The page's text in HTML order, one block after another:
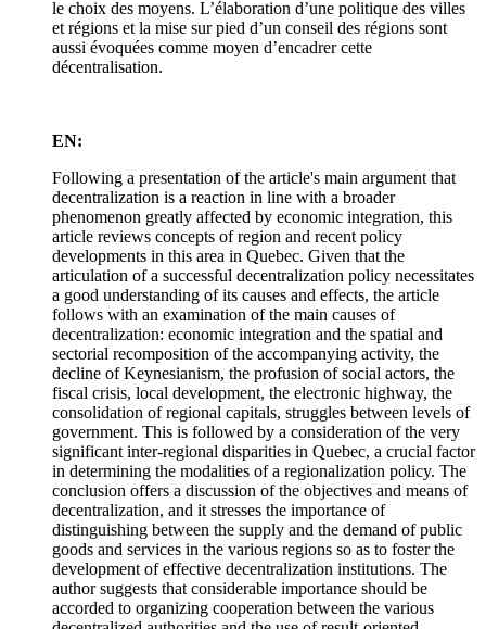
le choix des moyens. L’élaboration d’une politique des villes
et régions et la mise sur pied d’un conseil des régions sont
aussi évoquées comme moyen d’encadrer cette
décentralisation.
EN:
Following a presentation of the article's main argument that
decentralization is a reaction in line with a broader
phenomenon greatly affected by economic integration, this
article reviews concepts of region and recent policy
developments in this area in Quebec. Given that the
articulation of a successful decentralization policy necessitates
a good understanding of its causes and effects, the article
follows with an examination of the main causes of
decentralization: economic integration and the spatial and
sectorial recomposition of the accompanying activity, the
decline of Keynesianism, the profusion of social actors, the
fiscal crisis, local development, the electronic highway, the
consolidation of regional capitals, struggles between levels of
government. This is followed by a consideration of the very
significant inter-regional disparities in Quebec, a crucial factor
in determining the modalities of a regionalization policy. The
conclusion offers a discussion of the objectives and means of
decentralization, and it stresses the importance of
distinguishing between the supply and the demand of public
goods and services in the various regions so as to foster the
development of effective decentralization institutions. The
author suggests that considerable importance should be
accorded to organizing cooperation between the various